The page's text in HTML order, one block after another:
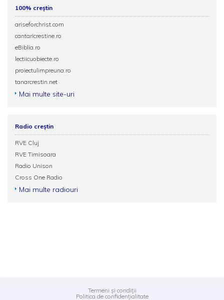
100% creștin
ariseforchrist.com
cantaricrestine.ro
eBiblia.ro
lectiicuobiecte.ro
proiectulimpreuna.ro
tanarcrestin.net
Mai multe site-uri
Radio creștin
RVE Cluj
RVE Timisoara
Radio Unison
Cross One Radio
Mai multe radiouri
Termeni și condiții
Politica de confidențialitate